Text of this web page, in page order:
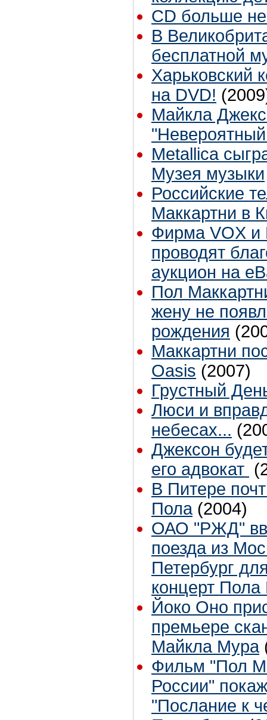
CD больше
В
бесплатной
Харьковский
на DVD!
Майкла
Metallica
Музея музыки
Российские
Маккартни в
Фирма VOX и
проводят
аукцион на
Пол
жену не
рождения
Маккартни
Oasis (2007)
Грустный
Люси и
небесах...
Джексон
его адвокат
В Питере
Пола (2004)
ОАО "РЖД"
поезда из
Петербург
концерт Пола
Йоко Оно
премьере
Майкла Мура
Фильм "Пол
России"
"Послание к